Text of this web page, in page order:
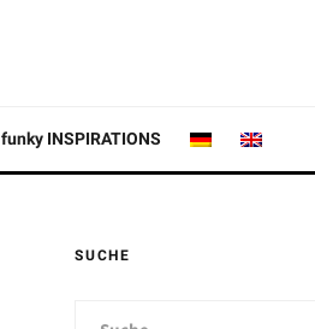
funky INSPIRATIONS
SUCHE